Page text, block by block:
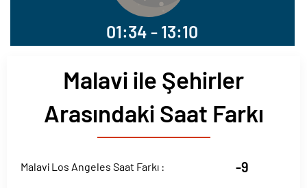
01:34 - 13:10
Malavi ile Şehirler
Arasındaki Saat Farkı
Malavi Los Angeles Saat Farkı : -9